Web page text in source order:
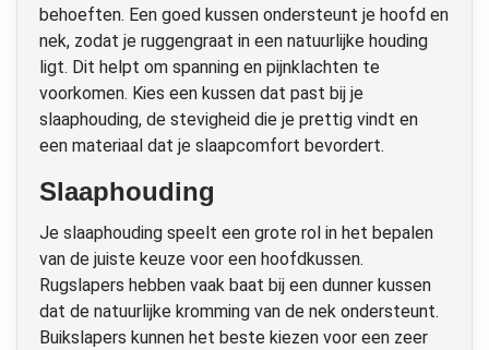
behoeften. Een goed kussen ondersteunt je hoofd en
nek, zodat je ruggengraat in een natuurlijke houding
ligt. Dit helpt om spanning en pijnklachten te
voorkomen. Kies een kussen dat past bij je
slaaphouding, de stevigheid die je prettig vindt en
een materiaal dat je slaapcomfort bevordert.
Slaaphouding
Je slaaphouding speelt een grote rol in het bepalen
van de juiste keuze voor een hoofdkussen.
Rugslapers hebben vaak baat bij een dunner kussen
dat de natuurlijke kromming van de nek ondersteunt.
Buikslapers kunnen het beste kiezen voor een zeer